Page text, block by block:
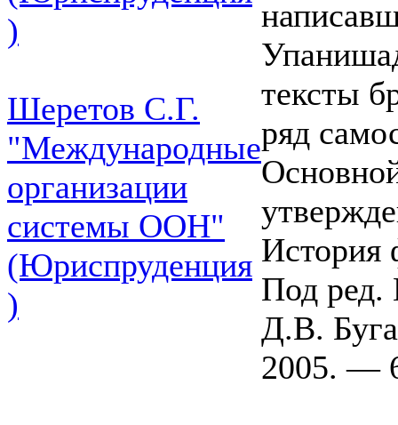
)
Шеретов С.Г.
"Международные
организации
системы ООН"
(Юриспруденция
)
тексты
ряд
История
Под ред.
Д.В.
2005. —